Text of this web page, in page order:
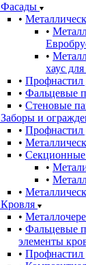
Фасады
хаус
Профнастил
Фальцевые
Стеновые
Заборы и
Профнастил
Секционные
Кровля
Фальцевые
элементы